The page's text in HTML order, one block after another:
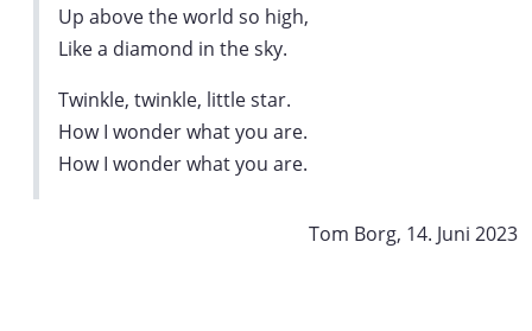
Up above the world so high,
Like a diamond in the sky.
Twinkle, twinkle, little star.
How I wonder what you are.
How I wonder what you are.
Tom Borg, 14. Juni 2023